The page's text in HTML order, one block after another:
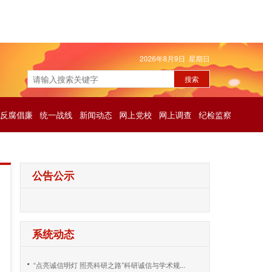
2026年8月9日 星期日
反腐倡廉 统一战线 新闻动态 网上党校 网上调查 纪检监察
公告公示
系统动态
“点亮诚信明灯 照亮科研之路”科研诚信与学术规...